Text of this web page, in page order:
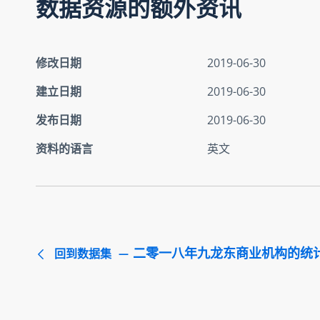
数据资源的额外资讯
修改日期
2019-06-30
建立日期
2019-06-30
发布日期
2019-06-30
资料的语言
英文
回到数据集 二零一八年九龙东商业机构的统